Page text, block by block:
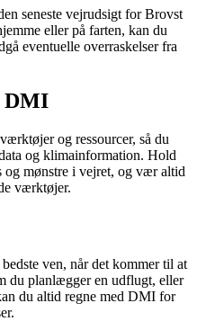
seneste vejrudsigt for Brovst
eller på farten, kan du
eventuelle overraskelser fra
DMI
og ressourcer, så du
og klimainformation. Hold
og mønstre i vejret, og vær altid
værktøjer.
ven, når det kommer til at
du planlægger en udflugt, eller
du altid regne med DMI for